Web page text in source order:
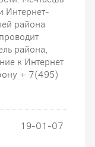
Интернет-
района
района,
к Интернет
+ 7(495)
19-01-07